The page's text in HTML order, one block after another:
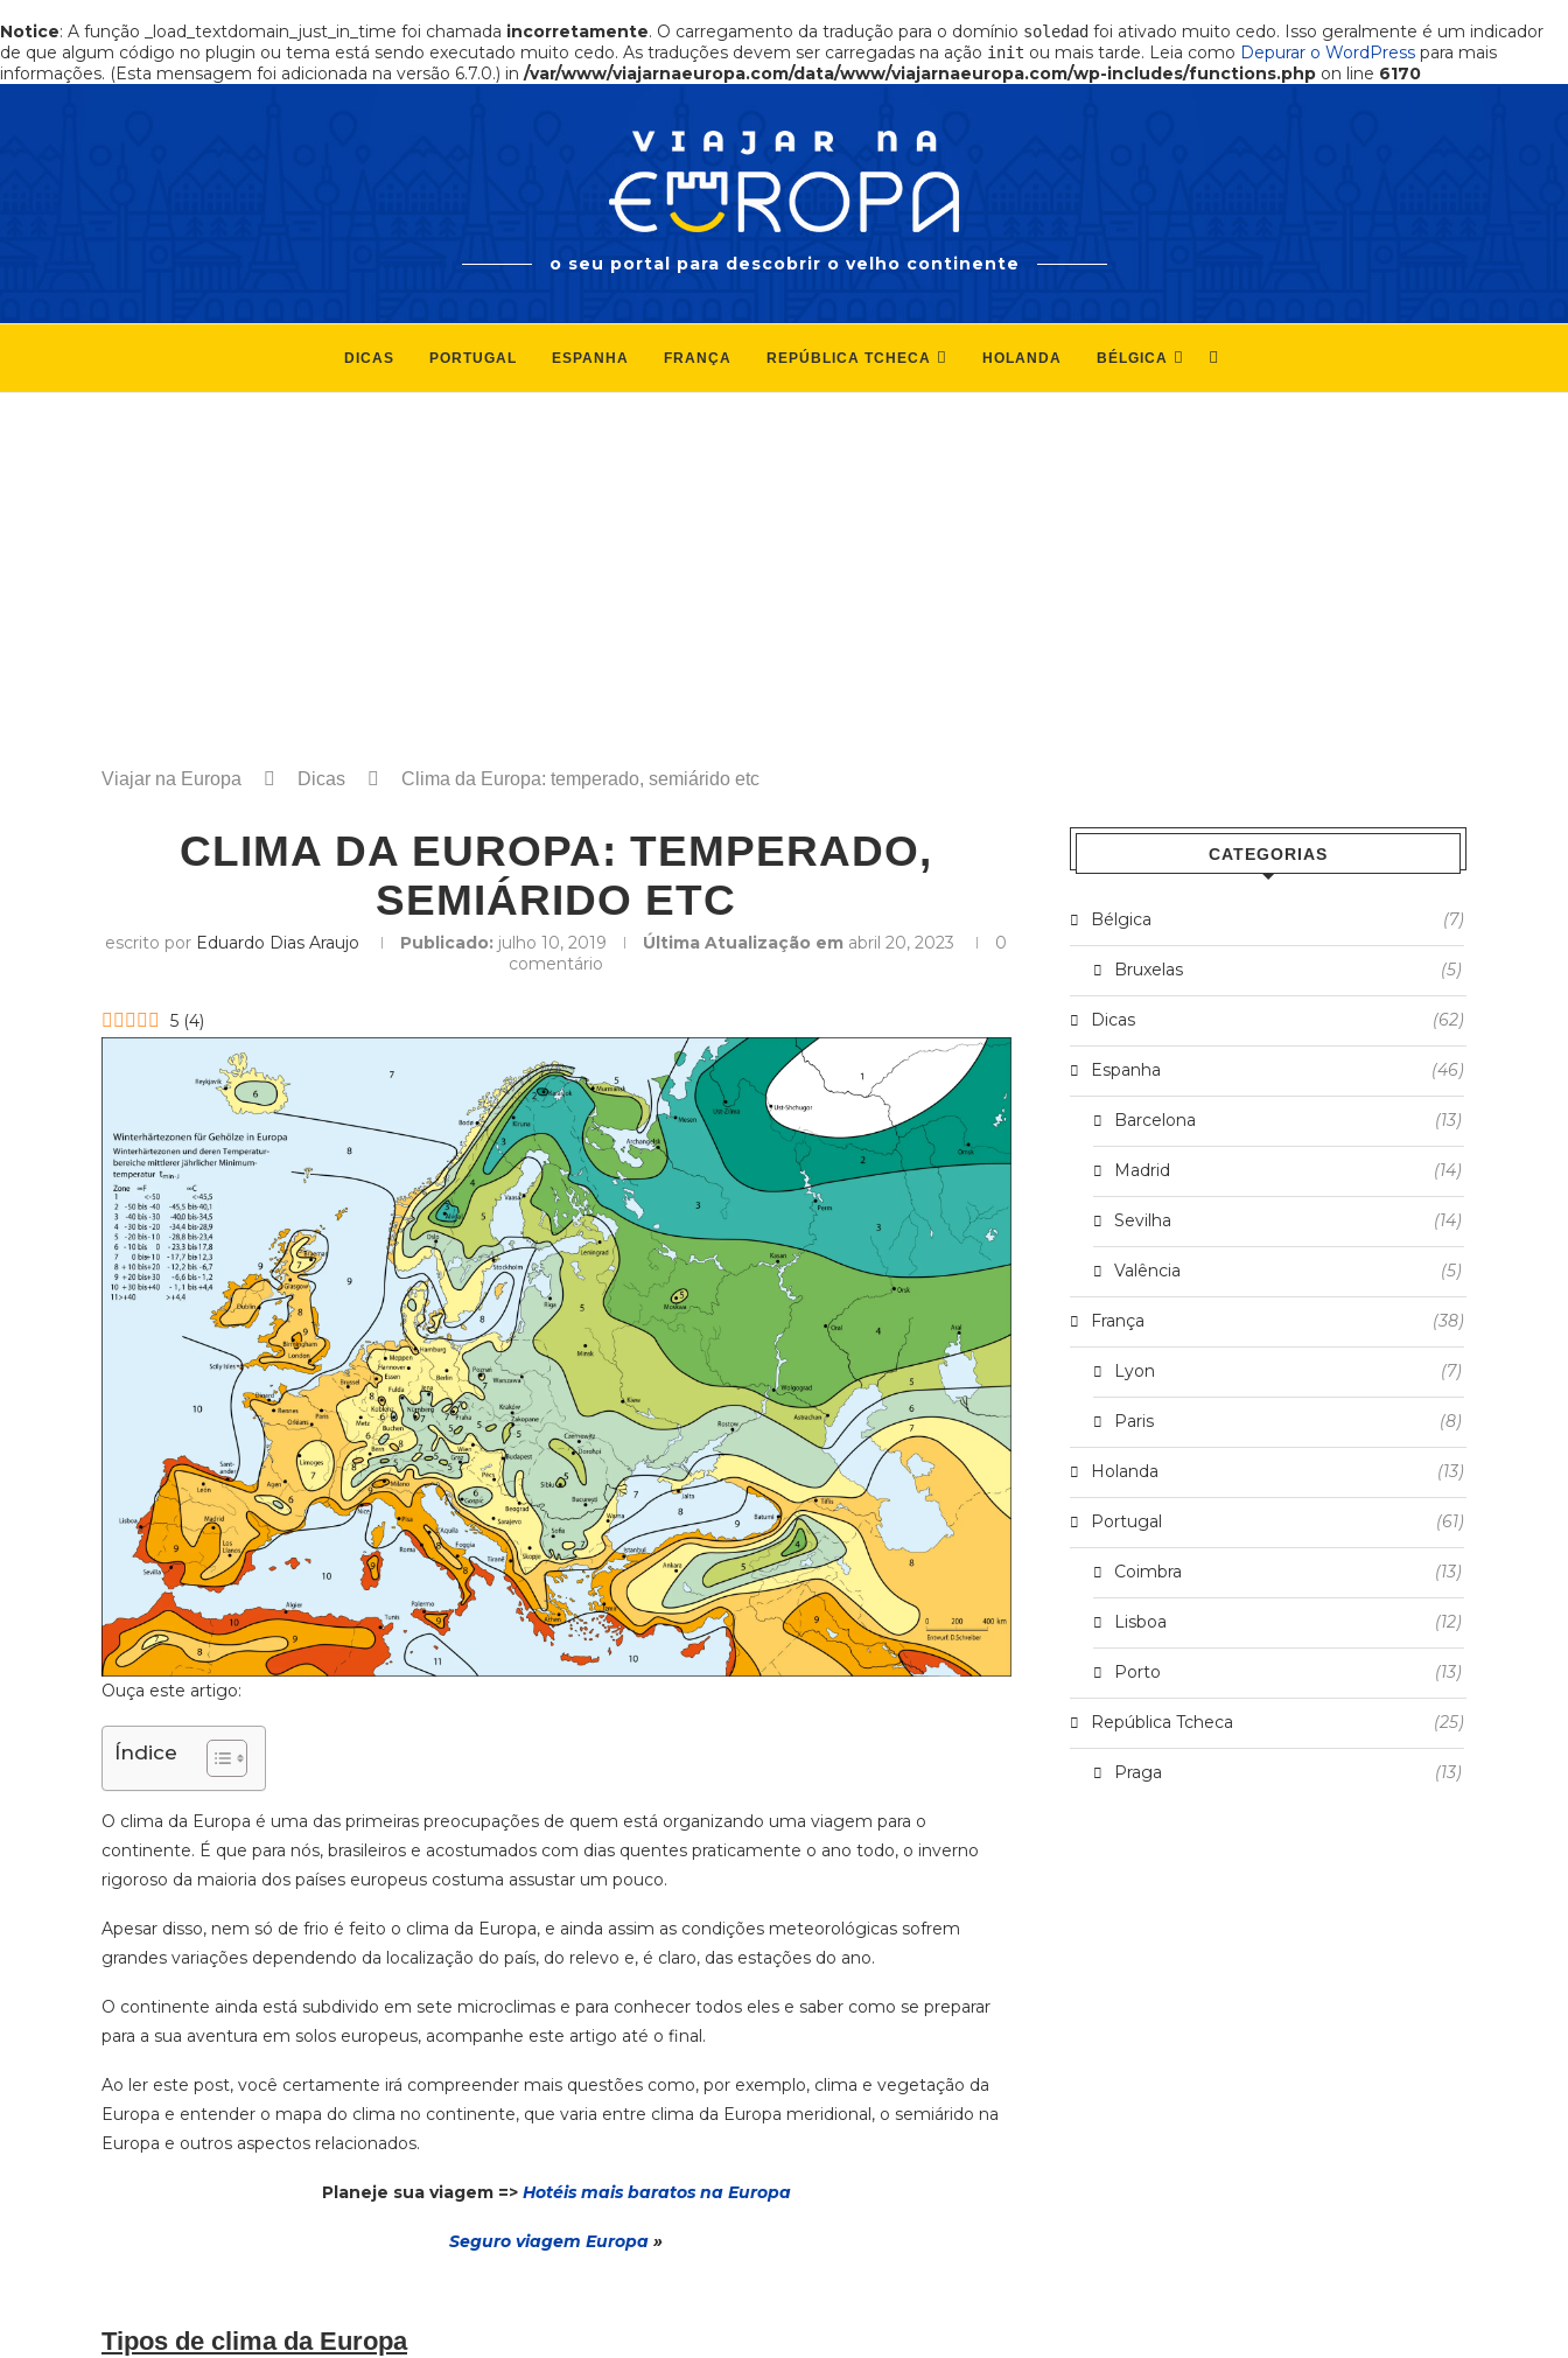
Notice: A função _load_textdomain_just_in_time foi chamada incorretamente. O carregamento da tradução para o domínio soledad foi ativado muito cedo. Isso geralmente é um indicador
de que algum código no plugin ou tema está sendo executado muito cedo. As traduções devem ser carregadas na ação init ou mais tarde. Leia como Depurar o WordPress para mais
informações. (Esta mensagem foi adicionada na versão 6.7.0.) in /var/www/viajarnaeuropa.com/data/www/viajarnaeuropa.com/wp-includes/functions.php on line 6170
o seu portal para descobrir o velho continente
DICAS PORTUGAL ESPANHA FRANÇA REPÚBLICA TCHECA HOLANDA BÉLGICA
Viajar na Europa Dicas Clima da Europa: temperado, semiárido etc
CLIMA DA EUROPA: TEMPERADO,
SEMIÁRIDO ETC
escrito por Eduardo Dias Araujo Publicado: julho 10, 2019 Última Atualização em abril 20, 2023
0
comentário
5 (4)
Ouça este artigo:
Índice
O clima da Europa é uma das primeiras preocupações de quem está organizando uma viagem para o
continente. É que para nós, brasileiros e acostumados com dias quentes praticamente o ano todo, o inverno
rigoroso da maioria dos países europeus costuma assustar um pouco.
Apesar disso, nem só de frio é feito o clima da Europa, e ainda assim as condições meteorológicas sofrem
grandes variações dependendo da localização do país, do relevo e, é claro, das estações do ano.
O continente ainda está subdivido em sete microclimas e para conhecer todos eles e saber como se preparar
para a sua aventura em solos europeus, acompanhe este artigo até o final.
Ao ler este post, você certamente irá compreender mais questões como, por exemplo, clima e vegetação da
Europa e entender o mapa do clima no continente, que varia entre clima da Europa meridional, o semiárido na
Europa e outros aspectos relacionados.
Planeje sua viagem => Hotéis mais baratos na Europa
Seguro viagemEuropa »
Tipos de clima da Europa
CATEGORIAS
Bélgica (7)
Bruxelas (5)
Dicas (62)
Espanha (46)
Barcelona (13)
Madrid (14)
Sevilha (14)
Valência (5)
França (38)
Lyon (7)
Paris (8)
Holanda (13)
Portugal (61)
Coimbra (13)
Lisboa (12)
Porto (13)
República Tcheca (25)
Praga (13)